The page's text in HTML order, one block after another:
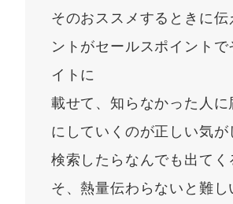
そのおススメするときに伝
ントがセールスポイントで
イトに
載せて、知らなかった人に
にしていくのが正しい気が
検索したらなんでも出てく
そ、熱量伝わらないと難し